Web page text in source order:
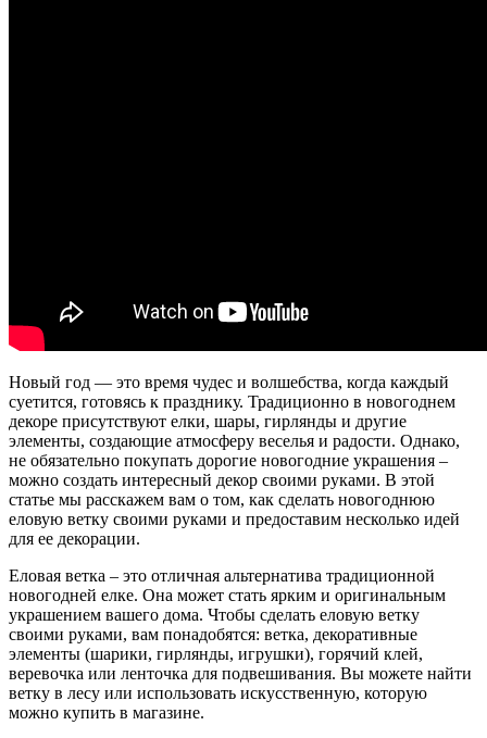
Новый год — это время чудес и волшебства, когда каждый
суетится, готовясь к празднику. Традиционно в новогоднем
декоре присутствуют елки, шары, гирлянды и другие
элементы, создающие атмосферу веселья и радости. Однако,
не обязательно покупать дорогие новогодние украшения –
можно создать интересный декор своими руками. В этой
статье мы расскажем вам о том, как сделать новогоднюю
еловую ветку своими руками и предоставим несколько идей
для ее декорации.
Еловая ветка – это отличная альтернатива традиционной
новогодней елке. Она может стать ярким и оригинальным
украшением вашего дома. Чтобы сделать еловую ветку
своими руками, вам понадобятся: ветка, декоративные
элементы (шарики, гирлянды, игрушки), горячий клей,
веревочка или ленточка для подвешивания. Вы можете найти
ветку в лесу или использовать искусственную, которую
можно купить в магазине.